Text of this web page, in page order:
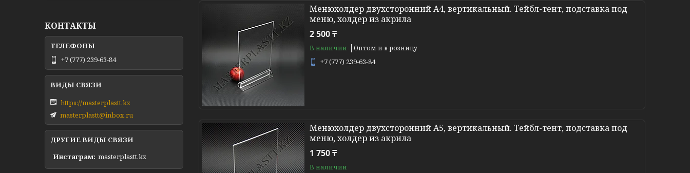
Менюхолдер двухсторонний А4, вертикальный. Тейбл-тент, подставка под
меню, холдер из акрила
2 500 ₸
В наличии Оптом и в розницу
+7 (777) 239-63-84
Менюхолдер двухсторонний А5, вертикальный. Тейбл-тент, подставка под
меню, холдер из акрила
1 750 ₸
В наличии
КОНТАКТЫ
+7 (777) 239-63-84
https://masterplastt.kz
masterplastt@inbox.ru
ДРУГИЕ ВИДЫ СВЯЗИ
Инстаграм masterplastt.kz